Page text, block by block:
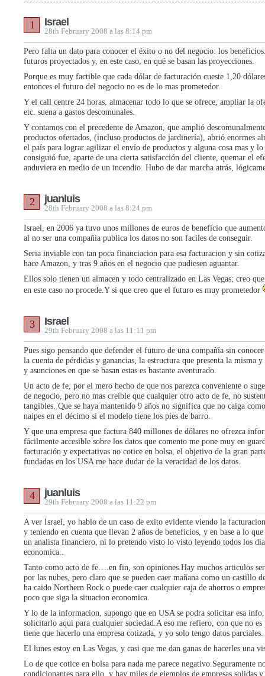
Israel
28th February 2008 a las 8:14 pm
1
Pero falta un dato para conocer el éxito o no del negocio: los
futuros proyectados y, en este caso, en qué se basan las proyecciones.
Porque es muy factible que cada dólar de facturación cueste 1,20
entonces el futuro del negocio no es de lo mas prometedor.
Y el call centre 24 horas, almacenar todo lo que se ofrece, ampliar la
etc. suena a gastos descomunales.
Y contamos con el precedente de Amazon, que amplió
productos ofertados, (incluso productos de jardinería), abrió enormes
el país para lograr agilizar el envío de productos y alguna cosa mas y
consiguió fue, aparte de una cierta satisfacción del cliente, quemar el
anduviera en medio de un incendio. Hubo de dar marcha atrás,
juanluis
28th February 2008 a las 8:24 pm
2
Israel, en 2006 ya tuvo unos millones de euros de beneficio que
al no ser una compañia publica los datos no son faciles de conseguir.
Seria inviable con tan poca financiacion para esa facturacion y sin
hace Amazon, y tras 9 años en el negocio que pudiesen aguantar.
Ellos solo tienen un almacen y todo centralizado en Las Vegas; creo
en este caso no procede.Y si que creo que el futuro es muy prometedor
Israel
29th February 2008 a las 11:11 pm
3
Pues sigo pensando que defender el futuro de una compañía sin
la cuenta de pérdidas y ganancias, la estructura que presenta la misma
y asunciones en que se basan estas es bastante aventurado.
Un acto de fe, por el mero hecho de que nos parezca conveniente o
de negocio, pero no mas creíble que cualquier otro acto de fe, no
tangibles. Que se haya mantenido 9 años no significa que no caiga
naipes en el décimo si el modelo tiene los pies de barro.
Y que una empresa que factura 840 millones de dólares no ofrezca
fácilmente accesible sobre los datos que comento me pone muy en
facturación y expectativas no cotice en bolsa, el objetivo de la gran
fundadas en los USA me hace dudar de la veracidad de los datos.
juanluis
29th February 2008 a las 11:22 pm
4
A ver Israel, yo hablo de un caso de exito evidente viendo la
y teniendo en cuenta que llevan 2 años de beneficios, y en base a lo
un analista financiero, ni lo pretendo visto lo visto leyendo todos los
economica..
Tanto como acto de fe….en fin, son opiniones.Hay muchos articulos
por las nubes, pero claro que se pueden caer mañana como un castillo
ha caido Northern Rock o puede caer cualquier caja de ahorros o
poco que siga la situacion economica.
Y lo de la informacion, supongo que en USA se podra solicitar esa
solicitarlo aqui para cualquier sociedad.A eso me refiero, con que no
tiene que hacerlo una empresa cotizada, y yo solo tengo datos parciales.
El lunes estoy en Las Vegas, y casi que me dan ganas de hacerles una
Lo de que cotice en bolsa para nada me parece negativo.Seguramente
condicionantes para ello, y hay miles de ejemplos de empresas solidas y